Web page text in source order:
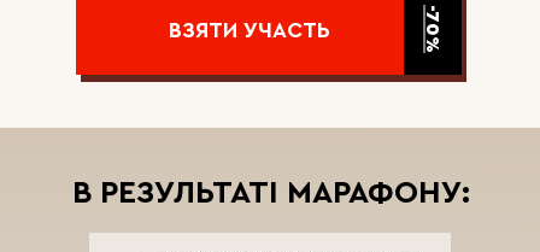
ВЗЯТИ УЧАСТЬ -70%
В РЕЗУЛЬТАТІ МАРАФОНУ: